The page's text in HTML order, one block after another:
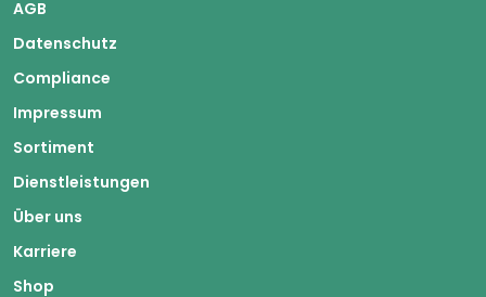
AGB
Datenschutz
Compliance
Impressum
Sortiment
Dienstleistungen
Über uns
Karriere
Shop